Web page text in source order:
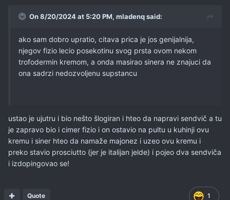
On 8/20/2024 at 5:20 PM, mladenqsaid:
ako sam dobro upratio, citava prica je jos genijalnija,
njegov fizio lecio posekotinu svog prsta ovom nekom
trofodermin kremom, a onda masirao sinera ne znajuci da
ona sadrzi nedozvoljenu supstancu
ustao je ujutru i bio nešto šlogiran i hteo da napravi sendvič a tu
je zapravo bio i cimer fizio i on ostavio na pultu u kuhinji ovu
kremu i siner hteo da namaže majonez i uzeo ovu kremu i
preko stavio prosciutto (jer je italijan jelde) i pojeo dva sendviča
i izdopingovao se!
1
Quote